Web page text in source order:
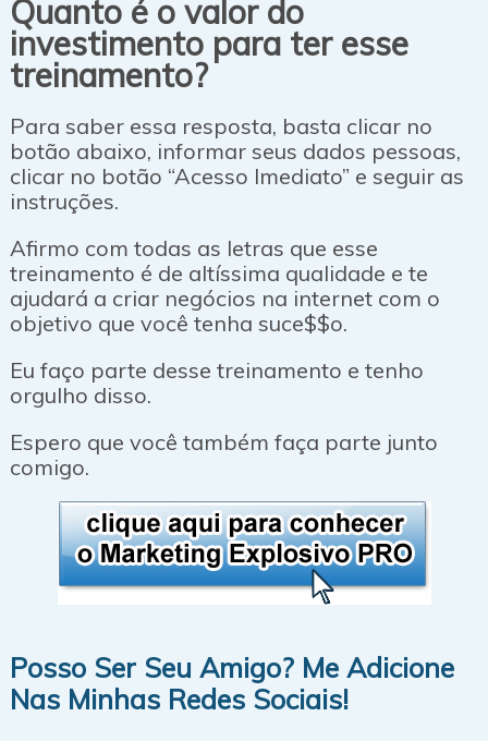
Quanto é o valor do
investimento para ter esse
treinamento?
Para saber essa resposta, basta clicar no
botão abaixo, informar seus dados pessoas,
clicar no botão “Acesso Imediato” e seguir as
instruções.
Afirmo com todas as letras que esse
treinamento é de altíssima qualidade e te
ajudará a criar negócios na internet com o
objetivo que você tenha suce$$o.
Eu faço parte desse treinamento e tenho
orgulho disso.
Espero que você também faça parte junto
comigo.
Posso Ser Seu Amigo? Me Adicione
Nas Minhas Redes Sociais!